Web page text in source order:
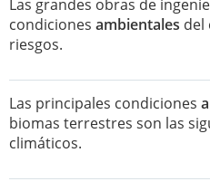
Las grandes obras de
condiciones ambientales del
riesgos.
Las principales condiciones
biomas terrestres son las
climáticos.